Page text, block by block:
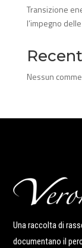
Transizione
l’impegno
Nessun
Una raccolta di
documentano il